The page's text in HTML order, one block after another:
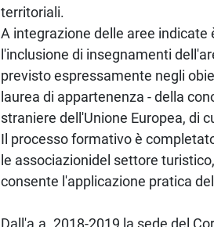
territoriali.
A integrazione delle aree
l'inclusione di insegnamenti
previsto espressamente negli
laurea di appartenenza - della
straniere dell'Unione Europea, di
Il processo formativo è
le associazionidel settore
consente l'applicazione pratica
Dall'a.a. 2018-2019 la sede del